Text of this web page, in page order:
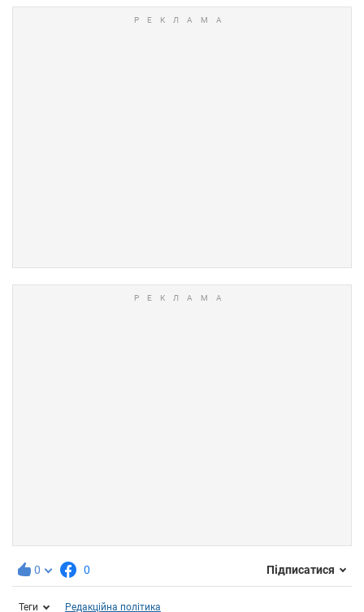
0 0 Підписатися
Теги Редакційна політика